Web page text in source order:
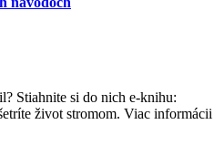
Stiahnite si do nich e-knihu:
život stromom. Viac informácii